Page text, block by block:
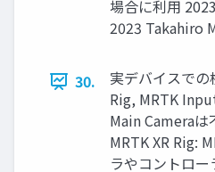
場合に利用
2023 Takahiro
30.
実デバイスでの
Rig, MRTK
Main Camera
MRTK XR Rig:
ラやコントロ